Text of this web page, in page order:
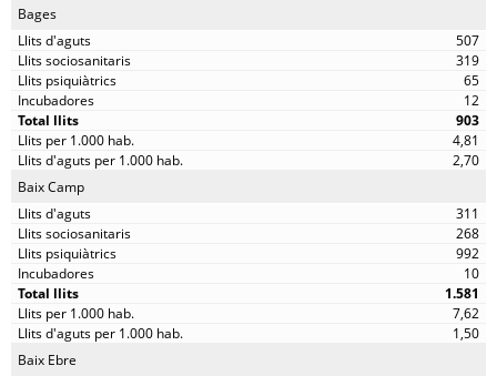
Bages
507
319
65
12
903
4,81
2,70
Baix Camp
311
268
992
10
1.581
7,62
1,50
Baix Ebre